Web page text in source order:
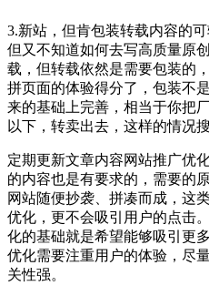
3.新站，但肯包装转载内容的
但又不知道如何去写高质量原
载，但转载依然是需要包装的
拼页面的体验得分了，包装不
来的基础上完善，相当于你把
以下，转卖出去，这样的情况
定期更新文章内容网站推广优
的内容也是有要求的，需要的
网站随便抄袭、拼凑而成，这
优化，更不会吸引用户的点击
化的基础就是希望能够吸引更
优化需要注重用户的体验，尽
关性强。